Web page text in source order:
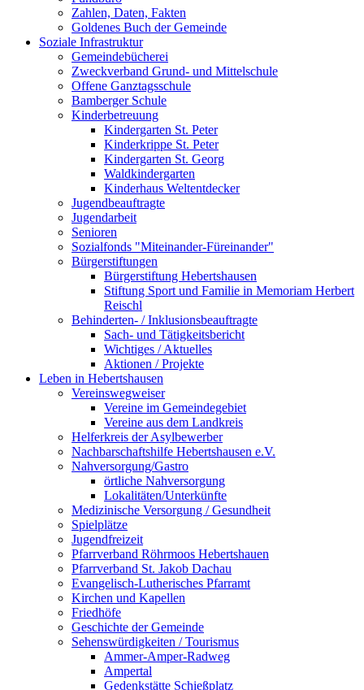
Zahlen, Daten, Fakten
Goldenes Buch der Gemeinde
Soziale Infrastruktur
Gemeindebücherei
Zweckverband Grund- und Mittelschule
Offene Ganztagsschule
Bamberger Schule
Kinderbetreuung
Kindergarten St. Peter
Kinderkrippe St. Peter
Kindergarten St. Georg
Waldkindergarten
Kinderhaus Weltentdecker
Jugendbeauftragte
Jugendarbeit
Senioren
Sozialfonds "Miteinander-Füreinander"
Bürgerstiftungen
Bürgerstiftung Hebertshausen
Stiftung Sport und Familie in Memoriam Herbert
Reischl
Behinderten- / Inklusionsbeauftragte
Sach- und Tätigkeitsbericht
Wichtiges / Aktuelles
Aktionen / Projekte
Leben in Hebertshausen
Vereinswegweiser
Vereine im Gemeindegebiet
Vereine aus dem Landkreis
Helferkreis der Asylbewerber
Nachbarschaftshilfe Hebertshausen e.V.
Nahversorgung/Gastro
örtliche Nahversorgung
Lokalitäten/Unterkünfte
Medizinische Versorgung / Gesundheit
Spielplätze
Jugendfreizeit
Pfarrverband Röhrmoos Hebertshauen
Pfarrverband St. Jakob Dachau
Evangelisch-Lutherisches Pfarramt
Kirchen und Kapellen
Friedhöfe
Geschichte der Gemeinde
Sehenswürdigkeiten / Tourismus
Ammer-Amper-Radweg
Ampertal
Gedenkstätte Schießplatz